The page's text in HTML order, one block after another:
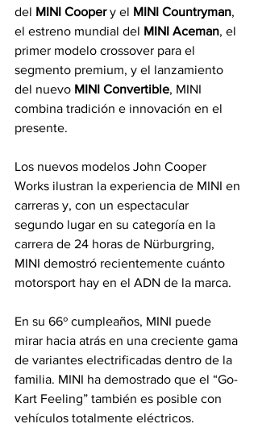
del MINI Cooper y el MINI Countryman,
el estreno mundial del MINI Aceman, el
primer modelo crossover para el
segmento premium, y el lanzamiento
del nuevo MINI Convertible, MINI
combina tradición e innovación en el
presente.
Los nuevos modelos John Cooper
Works ilustran la experiencia de MINI en
carreras y, con un espectacular
segundo lugar en su categoría en la
carrera de 24 horas de Nürburgring,
MINI demostró recientemente cuánto
motorsport hay en el ADN de la marca.
En su 66º cumpleaños, MINI puede
mirar hacia atrás en una creciente gama
de variantes electrificadas dentro de la
familia. MINI ha demostrado que el “Go-
Kart Feeling” también es posible con
vehículos totalmente eléctricos.